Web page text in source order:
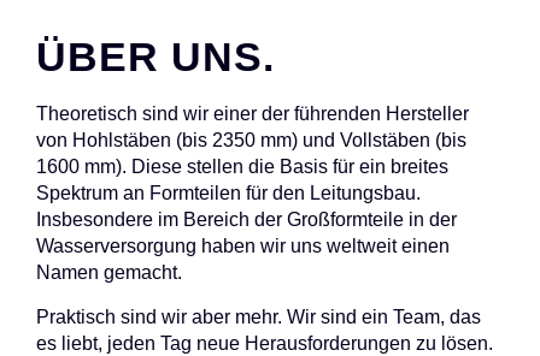
ÜBER UNS.
Theoretisch sind wir einer der führenden Hersteller
von Hohlstäben (bis 2350 mm) und Vollstäben (bis
1600 mm). Diese stellen die Basis für ein breites
Spektrum an Formteilen für den Leitungsbau.
Insbesondere im Bereich der Großformteile in der
Wasserversorgung haben wir uns weltweit einen
Namen gemacht.
Praktisch sind wir aber mehr. Wir sind ein Team, das
es liebt, jeden Tag neue Herausforderungen zu lösen.